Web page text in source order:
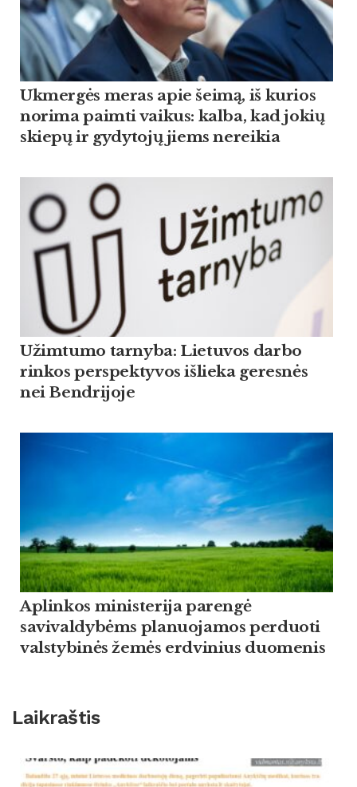
Ukmergės meras apie šeimą, iš kurios
norima paimti vaikus: kalba, kad jokių
skiepų ir gydytojų jiems nereikia
Užimtumo tarnyba: Lietuvos darbo
rinkos perspektyvos išlieka geresnės
nei Bendrijoje
Aplinkos ministerija parengė
savivaldybėms planuojamos perduoti
valstybinės žemės erdvinius duomenis
Laikraštis